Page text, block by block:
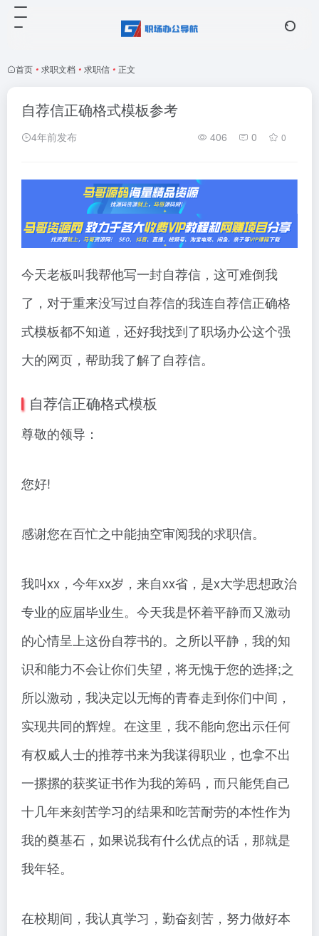
首页 • 求职文档 • 求职信 • 正文
自荐信正确格式模板参考
4年前发布 406 0 0
今天老板叫我帮他写一封自荐信，这可难倒我
了，对于重来没写过自荐信的我连自荐信正确格
式模板都不知道，还好我找到了职场办公这个强
大的网页，帮助我了解了自荐信。
自荐信正确格式模板
尊敬的领导：
您好!
感谢您在百忙之中能抽空审阅我的求职信。
我叫xx，今年xx岁，来自xx省，是x大学思想政治
专业的应届毕业生。今天我是怀着平静而又激动
的心情呈上这份自荐书的。之所以平静，我的知
识和能力不会让你们失望，将无愧于您的选择;之
所以激动，我决定以无悔的青春走到你们中间，
实现共同的辉煌。在这里，我不能向您出示任何
有权威人士的推荐书来为我谋得职业，也拿不出
一摞摞的获奖证书作为我的筹码，而只能凭自己
十几年来刻苦学习的结果和吃苦耐劳的本性作为
我的奠基石，如果说我有什么优点的话，那就是
我年轻。
在校期间，我认真学习，勤奋刻苦，努力做好本